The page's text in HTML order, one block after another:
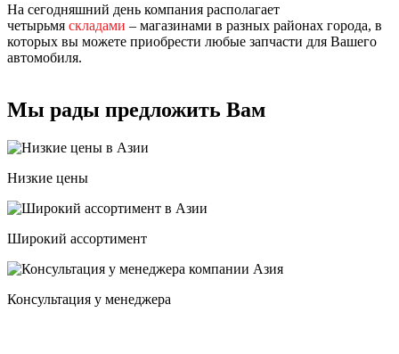
На сегодняшний день компания располагает
четырьмя складами – магазинами в разных районах города, в
которых вы можете приобрести любые запчасти для Вашего
автомобиля.
Мы рады предложить Вам
Низкие цены
Широкий ассортимент
Консультация у менеджера